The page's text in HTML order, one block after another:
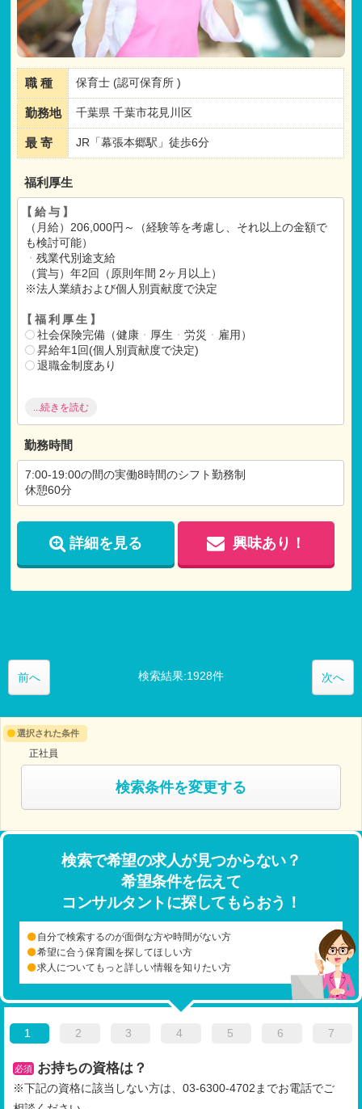
職 種 保育士 (認可保育所 )
勤務地 千葉県 千葉市花見川区
最 寄 JR「幕張本郷駅」徒歩6分
福利厚生
【給与】
（月給）206,000円～（経験等を考慮し、それ以上の金額で
も検討可能）
・ 残業代別途支給
（賞与）年2回（原則年間 2ヶ月以上）
※法人業績および個人別貢献度で決定
【福利厚生】
社会保険完備（健康・ 厚生 ・ 労災 ・ 雇用）
昇給年1回(個人別貢献度で決定)
退職金制度あり
通勤手当（月額：20,000円まで）
※試用期間：有
試用期間3ヶ月間
仕事内容：本採用と変わらず
月給：本採用と変わらず
...続きを読む
勤務時間
7:00-19:00の間の実働8時間のシフト勤務制
休憩60分
詳細を見る 興味あり！
検索結果:1928件
前へ 次へ
選択された条件
正社員
検索条件を変更する
検索で希望の求人が見つからない？
希望条件を伝えて
コンサルタントに探してもらおう！
自分で検索するのが面倒な方や時間がない方
希望に合う保育園を探してほしい方
求人についてもっと詳しい情報を知りたい方
1 2 3 4 5 6 7
必須 お持ちの資格は？
※下記の資格に該当しない方は、03-6300-4702までお電話でご